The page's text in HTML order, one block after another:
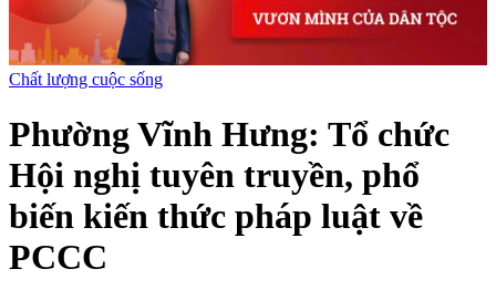
Chất lượng cuộc sống
Phường Vĩnh Hưng: Tổ chức
Hội nghị tuyên truyền, phổ
biến kiến thức pháp luật về
PCCC